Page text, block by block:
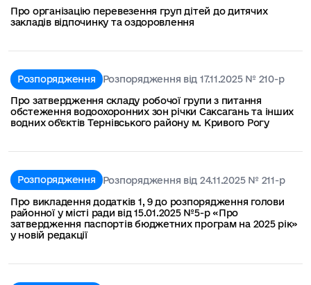
Про організацію перевезення груп дітей до дитячих
закладів відпочинку та оздоровлення
Розпорядження
Розпорядження від 17.11.2025 № 210-р
Про затвердження складу робочої групи з питання
обстеження водоохоронних зон річки Саксагань та інших
водних об'єктів Тернівського району м. Кривого Рогу
Розпорядження
Розпорядження від 24.11.2025 № 211-р
Про викладення додатків 1, 9 до розпорядження голови
районної у місті ради від 15.01.2025 №5-р «Про
затвердження паспортів бюджетних програм на 2025 рік»
у новій редакції